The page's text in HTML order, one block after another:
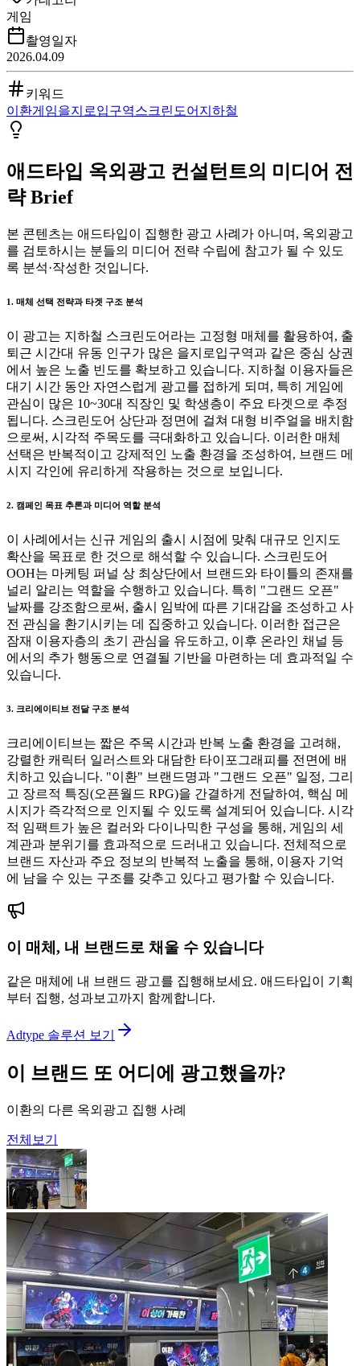
게임
촬영일자
2026.04.09
키워드
이환게임을지로입구역스크린도어 지하철
애드타입 옥외광고 컨설턴트의 미디어 전
략 Brief
본 콘텐츠는 애드타입이 집행한 광고 사례가 아니며, 옥외광고
를 검토하시는 분들의 미디어 전략 수립에 참고가 될 수 있도
록 분석·작성한 것입니다.
1. 매체 선택 전략과 타겟 구조 분석
이 광고는 지하철 스크린도어라는 고정형 매체를 활용하여, 출
퇴근 시간대 유동 인구가 많은 을지로입구역과 같은 중심 상권
에서 높은 노출 빈도를 확보하고 있습니다. 지하철 이용자들은
대기 시간 동안 자연스럽게 광고를 접하게 되며, 특히 게임에
관심이 많은 10~30대 직장인 및 학생층이 주요 타겟으로 추정
됩니다. 스크린도어 상단과 정면에 걸쳐 대형 비주얼을 배치함
으로써, 시각적 주목도를 극대화하고 있습니다. 이러한 매체
선택은 반복적이고 강제적인 노출 환경을 조성하여, 브랜드 메
시지 각인에 유리하게 작용하는 것으로 보입니다.
2. 캠페인 목표 추론과 미디어 역할 분석
이 사례에서는 신규 게임의 출시 시점에 맞춰 대규모 인지도
확산을 목표로 한 것으로 해석할 수 있습니다. 스크린도어
OOH는 마케팅 퍼널 상 최상단에서 브랜드와 타이틀의 존재를
널리 알리는 역할을 수행하고 있습니다. 특히 "그랜드 오픈"
날짜를 강조함으로써, 출시 임박에 따른 기대감을 조성하고 사
전 관심을 환기시키는 데 집중하고 있습니다. 이러한 접근은
잠재 이용자층의 초기 관심을 유도하고, 이후 온라인 채널 등
에서의 추가 행동으로 연결될 기반을 마련하는 데 효과적일 수
있습니다.
3. 크리에이티브 전달 구조 분석
크리에이티브는 짧은 주목 시간과 반복 노출 환경을 고려해,
강렬한 캐릭터 일러스트와 대담한 타이포그래피를 전면에 배
치하고 있습니다. "이환" 브랜드명과 "그랜드 오픈" 일정, 그리
고 장르적 특징(오픈월드 RPG)을 간결하게 전달하여, 핵심 메
시지가 즉각적으로 인지될 수 있도록 설계되어 있습니다. 시각
적 임팩트가 높은 컬러와 다이나믹한 구성을 통해, 게임의 세
계관과 분위기를 효과적으로 드러내고 있습니다. 전체적으로
브랜드 자산과 주요 정보의 반복적 노출을 통해, 이용자 기억
에 남을 수 있는 구조를 갖추고 있다고 평가할 수 있습니다.
이 매체, 내 브랜드로 채울 수 있습니다
같은 매체에 내 브랜드 광고를 집행해보세요. 애드타입이 기획
부터 집행, 성과보고까지 함께합니다.
Adtype 솔루션 보기
이 브랜드 또 어디에 광고했을까?
이환의 다른 옥외광고 집행 사례
전체보기